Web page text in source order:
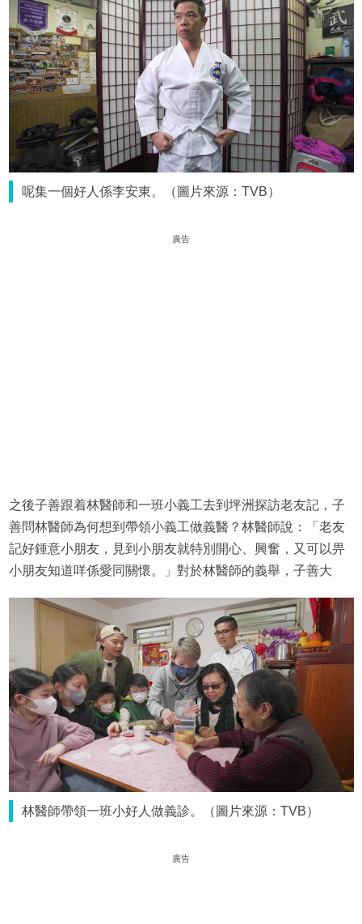
呢集一個好人係李安東。（圖片來源：TVB）
廣告
之後子善跟着林醫師和一班小義工去到坪洲探訪老友記，子
善問林醫師為何想到帶領小義工做義醫？林醫師說：「老友
記好鍾意小朋友，見到小朋友就特別開心、興奮，又可以畀
小朋友知道咩係愛同關懷。」對於林醫師的義舉，子善大
林醫師帶領一班小好人做義診。（圖片來源：TVB）
廣告